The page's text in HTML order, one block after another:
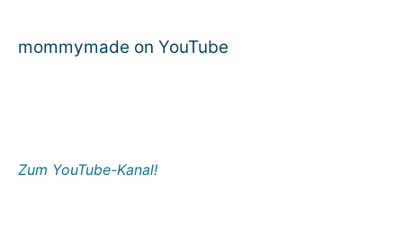
mommymade on YouTube
Zum YouTube-Kanal!